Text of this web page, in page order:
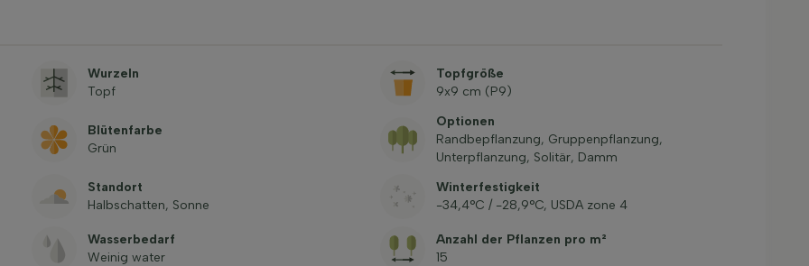
Wurzeln
Topf
Topfgröße
9x9 cm (P9)
Blütenfarbe
Grün
Optionen
Randbepflanzung, Gruppenpflanzung,
Unterpflanzung, Solitär, Damm
Standort
Halbschatten, Sonne
Winterfestigkeit
-34,4°C / -28,9°C, USDA zone 4
Wasserbedarf
Weinig water
Anzahl der Pflanzen pro m²
15